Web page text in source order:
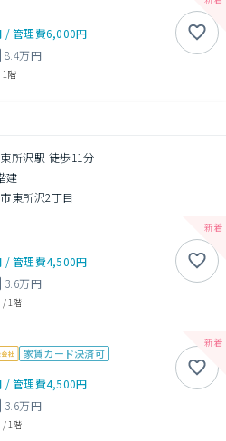
/管理費6,000円
8.4万円
1階
所沢駅 徒歩11分
建
東所沢2丁目
/管理費4,500円
3.6万円
/ 1階
家賃カード決済可
/管理費4,500円
3.6万円
/1階